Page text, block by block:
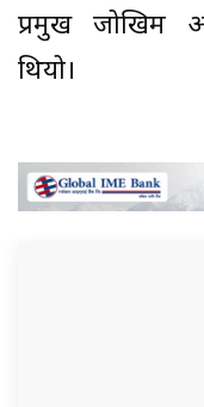
प्रमुख जोखिम
थियो।